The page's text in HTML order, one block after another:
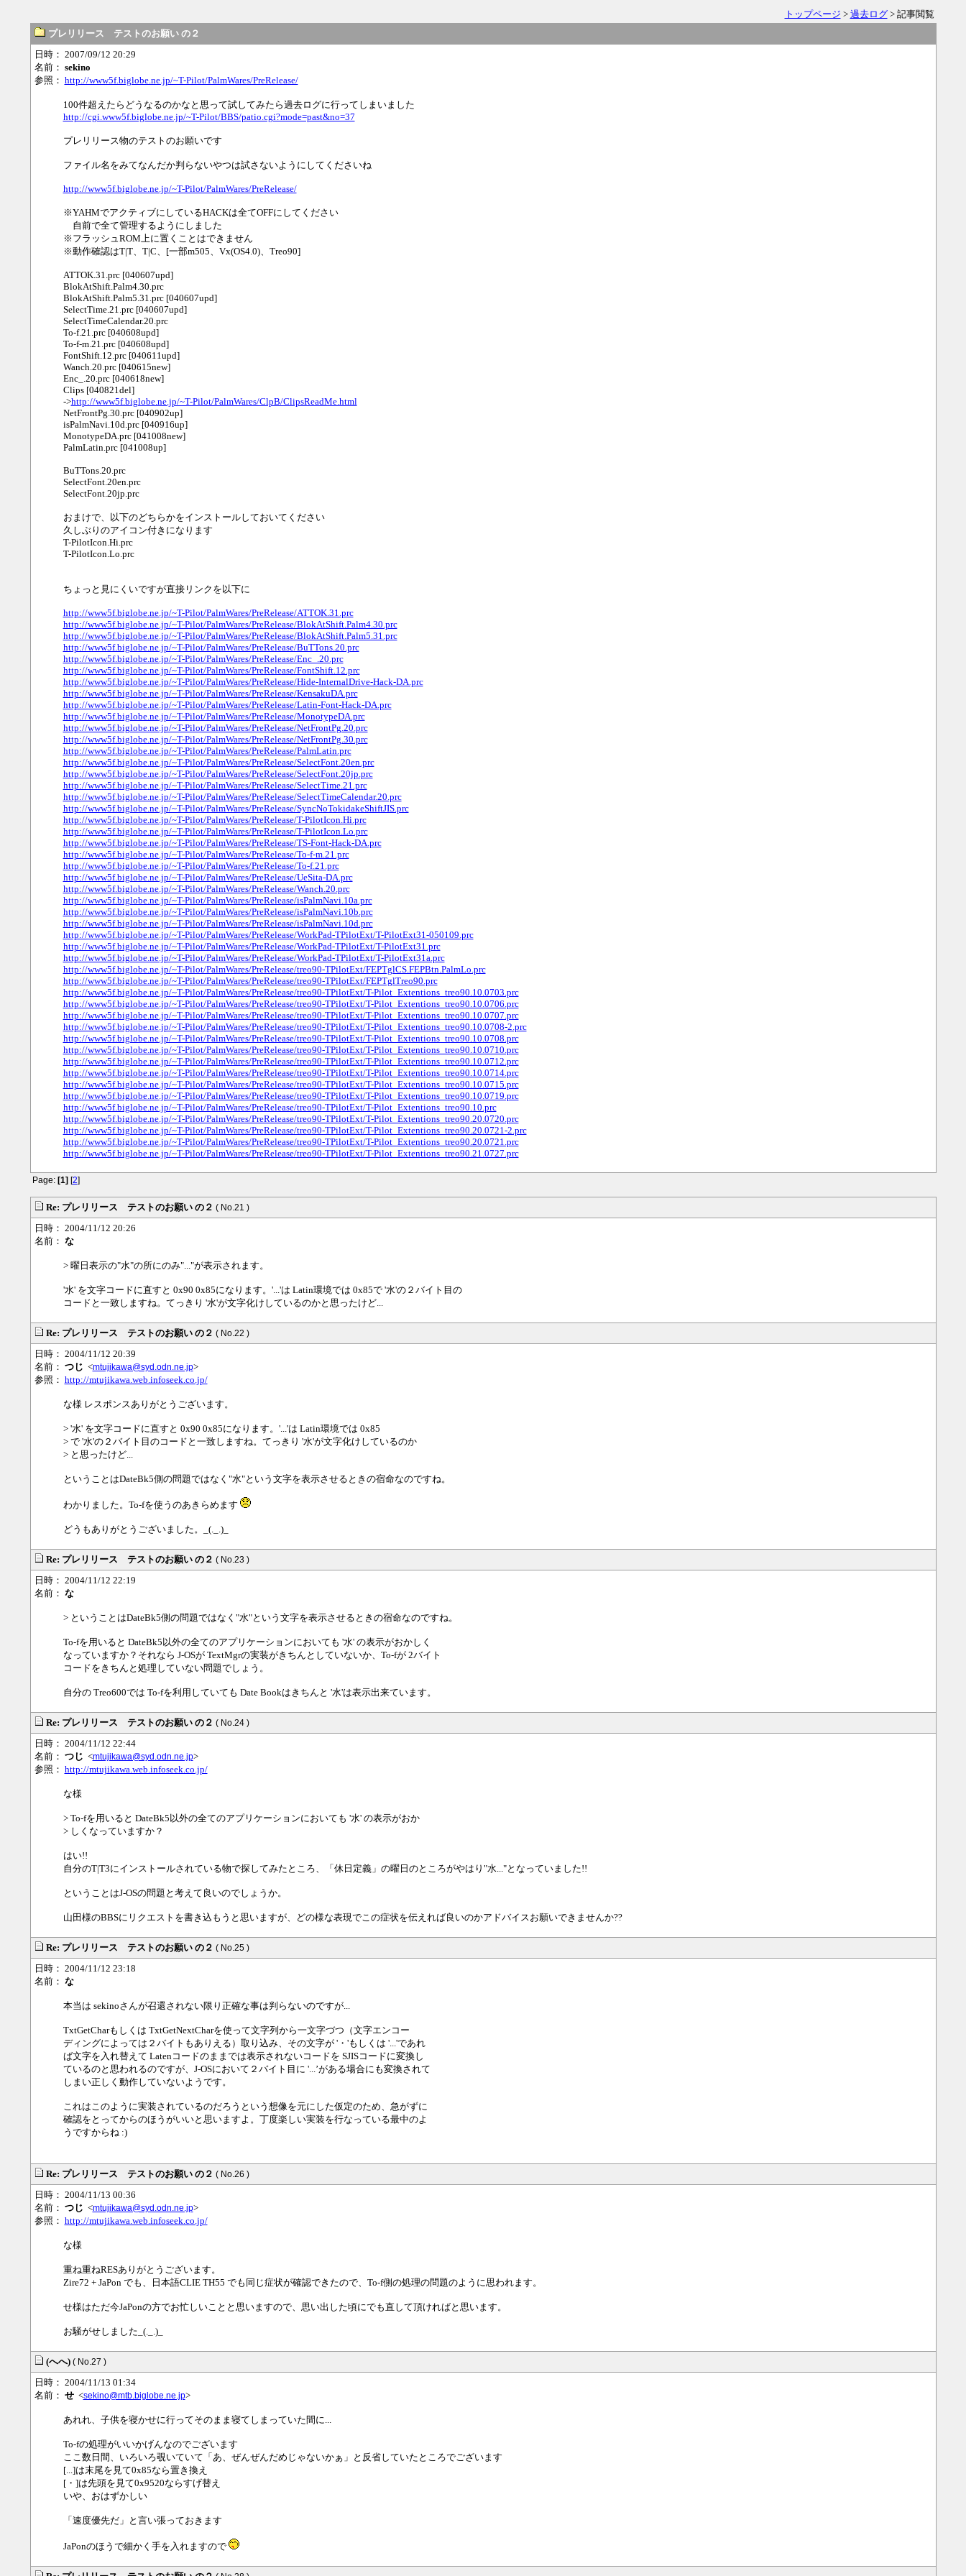
トップページ > 過去ログ> 記事閲覧
プレリリース テストのお願い の２
日時： 2007/09/12 20:29
名前： sekino
参照： http://www5f.biglobe.ne.jp/~T-Pilot/PalmWares/PreRelease/
100件超えたらどうなるのかなと思って試してみたら過去ログに行ってしまいました
http://cgi.www5f.biglobe.ne.jp/~T-Pilot/BBS/patio.cgi?mode=past&no=37
プレリリース物のテストのお願いです
ファイル名をみてなんだか判らないやつは試さないようにしてくださいね
http://www5f.biglobe.ne.jp/~T-Pilot/PalmWares/PreRelease/
※YAHMでアクティブにしているHACKは全てOFFにしてください
自前で全て管理するようにしました
※フラッシュROM上に置くことはできません
※動作確認はT|T、T|C、[一部m505、Vx(OS4.0)、Treo90]
ATTOK.31.prc [040607upd]
BlokAtShift.Palm4.30.prc
BlokAtShift.Palm5.31.prc [040607upd]
SelectTime.21.prc [040607upd]
SelectTimeCalendar.20.prc
To-f.21.prc [040608upd]
To-f-m.21.prc [040608upd]
FontShift.12.prc [040611upd]
Wanch.20.prc [040615new]
Enc_.20.prc [040618new]
Clips [040821del]
->http://www5f.biglobe.ne.jp/~T-Pilot/PalmWares/ClpB/ClipsReadMe.html
NetFrontPg.30.prc [040902up]
isPalmNavi.10d.prc [040916up]
MonotypeDA.prc [041008new]
PalmLatin.prc [041008up]
BuTTons.20.prc
SelectFont.20en.prc
SelectFont.20jp.prc
おまけで、以下のどちらかをインストールしておいてください
久しぶりのアイコン付きになります
T-PilotIcon.Hi.prc
T-PilotIcon.Lo.prc
ちょっと見にくいですが直接リンクを以下に
http://www5f.biglobe.ne.jp/~T-Pilot/PalmWares/PreRelease/ATTOK.31.prc
http://www5f.biglobe.ne.jp/~T-Pilot/PalmWares/PreRelease/BlokAtShift.Palm4.30.prc
http://www5f.biglobe.ne.jp/~T-Pilot/PalmWares/PreRelease/BlokAtShift.Palm5.31.prc
http://www5f.biglobe.ne.jp/~T-Pilot/PalmWares/PreRelease/BuTTons.20.prc
http://www5f.biglobe.ne.jp/~T-Pilot/PalmWares/PreRelease/Enc_.20.prc
http://www5f.biglobe.ne.jp/~T-Pilot/PalmWares/PreRelease/FontShift.12.prc
http://www5f.biglobe.ne.jp/~T-Pilot/PalmWares/PreRelease/Hide-InternalDrive-Hack-DA.prc
http://www5f.biglobe.ne.jp/~T-Pilot/PalmWares/PreRelease/KensakuDA.prc
http://www5f.biglobe.ne.jp/~T-Pilot/PalmWares/PreRelease/Latin-Font-Hack-DA.prc
http://www5f.biglobe.ne.jp/~T-Pilot/PalmWares/PreRelease/MonotypeDA.prc
http://www5f.biglobe.ne.jp/~T-Pilot/PalmWares/PreRelease/NetFrontPg.20.prc
http://www5f.biglobe.ne.jp/~T-Pilot/PalmWares/PreRelease/NetFrontPg.30.prc
http://www5f.biglobe.ne.jp/~T-Pilot/PalmWares/PreRelease/PalmLatin.prc
http://www5f.biglobe.ne.jp/~T-Pilot/PalmWares/PreRelease/SelectFont.20en.prc
http://www5f.biglobe.ne.jp/~T-Pilot/PalmWares/PreRelease/SelectFont.20jp.prc
http://www5f.biglobe.ne.jp/~T-Pilot/PalmWares/PreRelease/SelectTime.21.prc
http://www5f.biglobe.ne.jp/~T-Pilot/PalmWares/PreRelease/SelectTimeCalendar.20.prc
http://www5f.biglobe.ne.jp/~T-Pilot/PalmWares/PreRelease/SyncNoTokidakeShiftJIS.prc
http://www5f.biglobe.ne.jp/~T-Pilot/PalmWares/PreRelease/T-PilotIcon.Hi.prc
http://www5f.biglobe.ne.jp/~T-Pilot/PalmWares/PreRelease/T-PilotIcon.Lo.prc
http://www5f.biglobe.ne.jp/~T-Pilot/PalmWares/PreRelease/TS-Font-Hack-DA.prc
http://www5f.biglobe.ne.jp/~T-Pilot/PalmWares/PreRelease/To-f-m.21.prc
http://www5f.biglobe.ne.jp/~T-Pilot/PalmWares/PreRelease/To-f.21.prc
http://www5f.biglobe.ne.jp/~T-Pilot/PalmWares/PreRelease/UeSita-DA.prc
http://www5f.biglobe.ne.jp/~T-Pilot/PalmWares/PreRelease/Wanch.20.prc
http://www5f.biglobe.ne.jp/~T-Pilot/PalmWares/PreRelease/isPalmNavi.10a.prc
http://www5f.biglobe.ne.jp/~T-Pilot/PalmWares/PreRelease/isPalmNavi.10b.prc
http://www5f.biglobe.ne.jp/~T-Pilot/PalmWares/PreRelease/isPalmNavi.10d.prc
http://www5f.biglobe.ne.jp/~T-Pilot/PalmWares/PreRelease/WorkPad-TPilotExt/T-PilotExt31-050109.prc
http://www5f.biglobe.ne.jp/~T-Pilot/PalmWares/PreRelease/WorkPad-TPilotExt/T-PilotExt31.prc
http://www5f.biglobe.ne.jp/~T-Pilot/PalmWares/PreRelease/WorkPad-TPilotExt/T-PilotExt31a.prc
http://www5f.biglobe.ne.jp/~T-Pilot/PalmWares/PreRelease/treo90-TPilotExt/FEPTglCS.FEPBtn.PalmLo.prc
http://www5f.biglobe.ne.jp/~T-Pilot/PalmWares/PreRelease/treo90-TPilotExt/FEPTglTreo90.prc
http://www5f.biglobe.ne.jp/~T-Pilot/PalmWares/PreRelease/treo90-TPilotExt/T-Pilot_Extentions_treo90.10.0703.prc
http://www5f.biglobe.ne.jp/~T-Pilot/PalmWares/PreRelease/treo90-TPilotExt/T-Pilot_Extentions_treo90.10.0706.prc
http://www5f.biglobe.ne.jp/~T-Pilot/PalmWares/PreRelease/treo90-TPilotExt/T-Pilot_Extentions_treo90.10.0707.prc
http://www5f.biglobe.ne.jp/~T-Pilot/PalmWares/PreRelease/treo90-TPilotExt/T-Pilot_Extentions_treo90.10.0708-2.prc
http://www5f.biglobe.ne.jp/~T-Pilot/PalmWares/PreRelease/treo90-TPilotExt/T-Pilot_Extentions_treo90.10.0708.prc
http://www5f.biglobe.ne.jp/~T-Pilot/PalmWares/PreRelease/treo90-TPilotExt/T-Pilot_Extentions_treo90.10.0710.prc
http://www5f.biglobe.ne.jp/~T-Pilot/PalmWares/PreRelease/treo90-TPilotExt/T-Pilot_Extentions_treo90.10.0712.prc
http://www5f.biglobe.ne.jp/~T-Pilot/PalmWares/PreRelease/treo90-TPilotExt/T-Pilot_Extentions_treo90.10.0714.prc
http://www5f.biglobe.ne.jp/~T-Pilot/PalmWares/PreRelease/treo90-TPilotExt/T-Pilot_Extentions_treo90.10.0715.prc
http://www5f.biglobe.ne.jp/~T-Pilot/PalmWares/PreRelease/treo90-TPilotExt/T-Pilot_Extentions_treo90.10.0719.prc
http://www5f.biglobe.ne.jp/~T-Pilot/PalmWares/PreRelease/treo90-TPilotExt/T-Pilot_Extentions_treo90.10.prc
http://www5f.biglobe.ne.jp/~T-Pilot/PalmWares/PreRelease/treo90-TPilotExt/T-Pilot_Extentions_treo90.20.0720.prc
http://www5f.biglobe.ne.jp/~T-Pilot/PalmWares/PreRelease/treo90-TPilotExt/T-Pilot_Extentions_treo90.20.0721-2.prc
http://www5f.biglobe.ne.jp/~T-Pilot/PalmWares/PreRelease/treo90-TPilotExt/T-Pilot_Extentions_treo90.20.0721.prc
http://www5f.biglobe.ne.jp/~T-Pilot/PalmWares/PreRelease/treo90-TPilotExt/T-Pilot_Extentions_treo90.21.0727.prc
Page: [1] [2]
Re: プレリリース テストのお願い の２ ( No.21 )
日時： 2004/11/12 20:26
名前： な
> 曜日表示の"水"の所にのみ"..."が表示されます。
'水' を文字コードに直すと 0x90 0x85になります。'...'は Latin環境では 0x85で '水'の２バイト目の
コードと一致しますね。てっきり '水'が文字化けしているのかと思ったけど...
Re: プレリリース テストのお願い の２ ( No.22 )
日時： 2004/11/12 20:39
名前： つじ <mtujikawa@syd.odn.ne.jp>
参照： http://mtujikawa.web.infoseek.co.jp/
な様 レスポンスありがとうございます。
> '水' を文字コードに直すと 0x90 0x85になります。'...'は Latin環境では 0x85
> で '水'の２バイト目のコードと一致しますね。てっきり '水'が文字化けしているのか
> と思ったけど...
ということはDateBk5側の問題ではなく"水"という文字を表示させるときの宿命なのですね。
わかりました。To-fを使うのあきらめます
どうもありがとうございました。_(._.)_
Re: プレリリース テストのお願い の２ ( No.23 )
日時： 2004/11/12 22:19
名前： な
> ということはDateBk5側の問題ではなく"水"という文字を表示させるときの宿命なのですね。
To-fを用いると DateBk5以外の全てのアプリケーションにおいても '水' の表示がおかしく
なっていますか？それなら J-OSが TextMgrの実装がきちんとしていないか、To-fが 2バイト
コードをきちんと処理していない問題でしょう。
自分の Treo600では To-fを利用していても Date Bookはきちんと '水'は表示出来ています。
Re: プレリリース テストのお願い の２ ( No.24 )
日時： 2004/11/12 22:44
名前： つじ <mtujikawa@syd.odn.ne.jp>
参照： http://mtujikawa.web.infoseek.co.jp/
な様
> To-fを用いると DateBk5以外の全てのアプリケーションにおいても '水' の表示がおか
> しくなっていますか？
はい!!
自分のT|T3にインストールされている物で探してみたところ、「休日定義」の曜日のところがやはり"水..."となっていました!!
ということはJ-OSの問題と考えて良いのでしょうか。
山田様のBBSにリクエストを書き込もうと思いますが、どの様な表現でこの症状を伝えれば良いのかアドバイスお願いできませんか??
Re: プレリリース テストのお願い の２ ( No.25 )
日時： 2004/11/12 23:18
名前： な
本当は sekinoさんが召還されない限り正確な事は判らないのですが...
TxtGetCharもしくは TxtGetNextCharを使って文字列から一文字づつ（文字エンコー
ディングによっては２バイトもありえる）取り込み、その文字が '・'もしくは '...'であれ
ば文字を入れ替えて Latenコードのままでは表示されないコードを SJISコードに変換し
ているのと思われるのですが、J-OSにおいて２バイト目に '...’がある場合にも変換されて
しまい正しく動作していないようです。
これはこのように実装されているのだろうという想像を元にした仮定のため、急がずに
確認をとってからのほうがいいと思いますよ。丁度楽しい実装を行なっている最中のよ
うですからね :)
Re: プレリリース テストのお願い の２ ( No.26 )
日時： 2004/11/13 00:36
名前： つじ <mtujikawa@syd.odn.ne.jp>
参照： http://mtujikawa.web.infoseek.co.jp/
な様
重ね重ねRESありがとうございます。
Zire72 + JaPon でも、日本語CLIE TH55 でも同じ症状が確認できたので、To-f側の処理の問題のように思われます。
せ様はただ今JaPonの方でお忙しいことと思いますので、思い出した頃にでも直して頂ければと思います。
お騒がせしました_(._.)_
(へへ) ( No.27 )
日時： 2004/11/13 01:34
名前： せ<sekino@mtb.biglobe.ne.jp>
あれれ、子供を寝かせに行ってそのまま寝てしまっていた間に...
To-fの処理がいいかげんなのでございます
ここ数日間、いろいろ覗いていて「あ、ぜんぜんだめじゃないかぁ」と反省していたところでございます
[...]は末尾を見て0x85なら置き換え
[・]は先頭を見て0x9520ならすげ替え
いや、おはずかしい
「速度優先だ」と言い張っておきます
JaPonのほうで細かく手を入れますので